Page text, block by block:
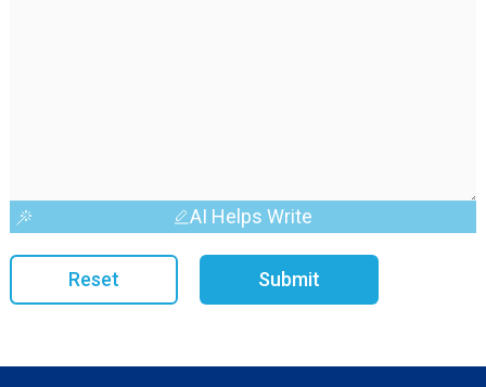
AI Helps Write
Reset Submit